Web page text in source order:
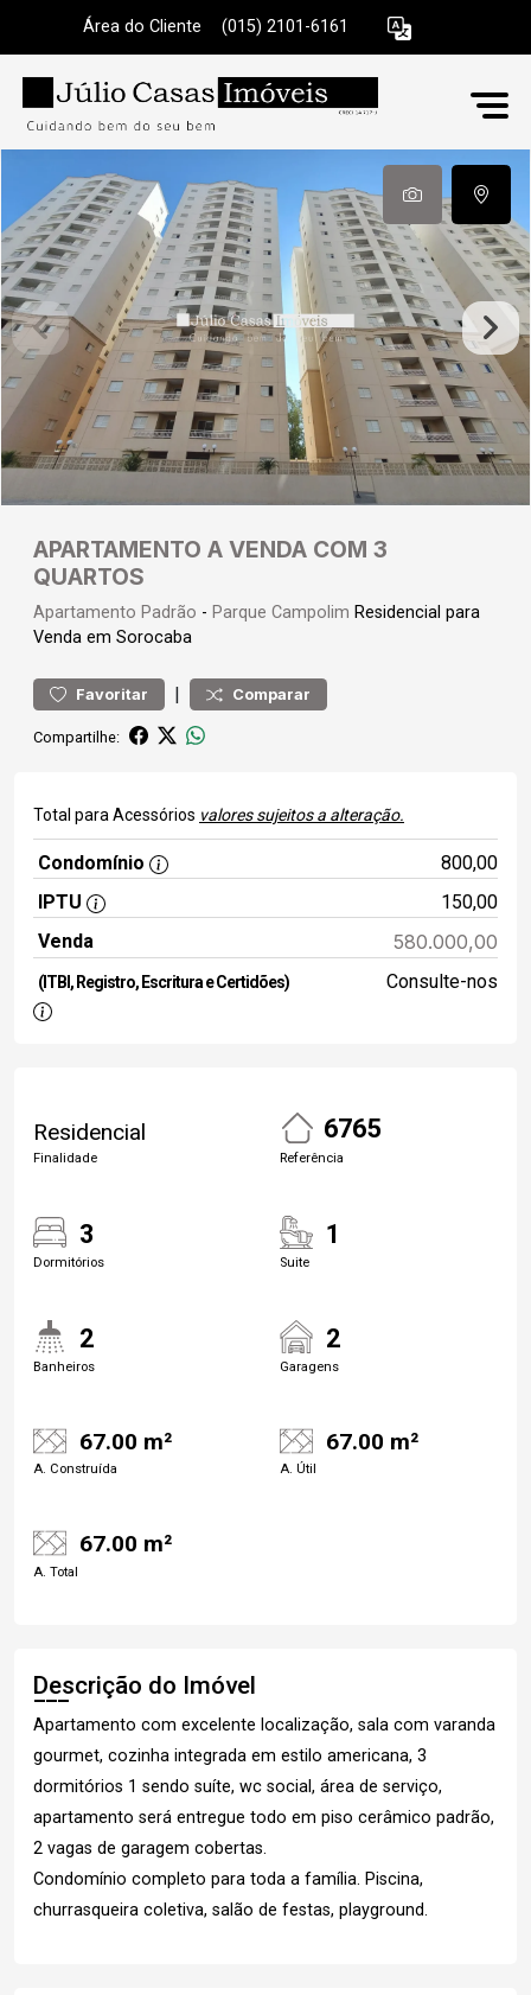
Área do Cliente (015) 2101-6161
APARTAMENTO A VENDA COM 3
QUARTOS
Apartamento Padrão - Parque Campolim Residencial para
Venda em Sorocaba
Favoritar | Comparar
Compartilhe:
Total para Acessórios valores sujeitos a alteração.
Condomínio
800,00
IPTU
150,00
Venda
580.000,00
(ITBI, Registro, Escritura e Certidões) Consulte-nos
Residencial
Finalidade
6765
Referência
3
Dormitórios
1
Suite
2
Banheiros
2
Garagens
67.00 m²
A. Construída
67.00 m²
A. Útil
67.00 m²
A. Total
Descrição do Imóvel
Apartamento com excelente localização, sala com varanda
gourmet, cozinha integrada em estilo americana, 3
dormitórios 1 sendo suíte, wc social, área de serviço,
apartamento será entregue todo em piso cerâmico padrão,
2 vagas de garagem cobertas.
Condomínio completo para toda a família. Piscina,
churrasqueira coletiva, salão de festas, playground.